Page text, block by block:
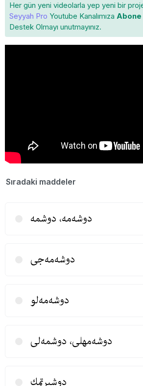
Her gün yeni videolarla yep yeni bir
Seyyah Pro Youtube Kanalımıza Abone
Destek Olmayı unutmayınız.
Sıradaki maddeler
دوشه‌مه، دوشمه
دوشه‌مه‌جی
دوشه‌مه‌لو
دوشه‌مهلی، دوشمه‌لی
دوشیرتمك